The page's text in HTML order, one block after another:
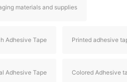
materials and supplies
Adhesive Tape Printed adhesive
Adhesive Tape Colored Adhesive